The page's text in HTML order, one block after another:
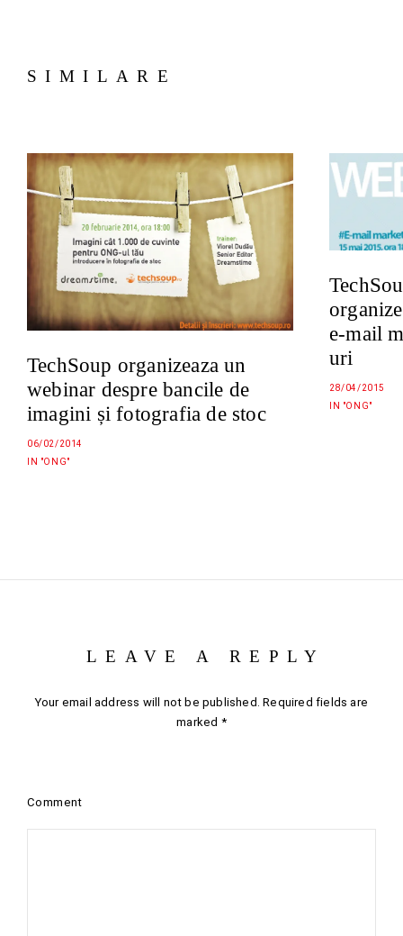
SIMILARE
TechSoup organizeaza un
webinar despre bancile de
imagini și fotografia de stoc
06/02/2014
IN "ONG"
e-mail
uri
28/04/2015
IN "ONG"
LEAVE A REPLY
Your email address will not be published. Required fields are
marked *
Comment